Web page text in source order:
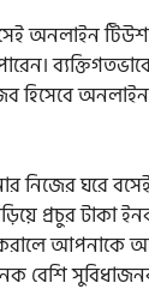
অনলাইন
হিসেবে
ঘরে বসেই
প্রচুর টাকা
আপনাকে
বেশি